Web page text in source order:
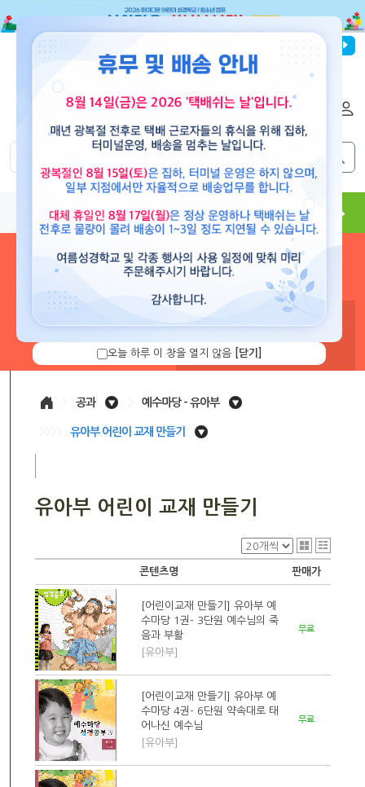
파이디온선교회
도서 뮤직 용품 현수막 콘텐츠
로그인 하시면 보유 캐쉬 확
니다.
공과 예수마당 - 유아부
유아부 어린이 교재 만들기
유아부 어린이 교재 만들기
콘텐츠명 판매가
[어린이교재 만들기] 유아부 예
수마당 1권- 3단원 예수님의 죽
음과 부활
[유아부]
무료
[어린이교재 만들기] 유아부 예
수마당 4권- 6단원 약속대로 태
어나신 예수님
[유아부]
무료
오늘 하루 이 창을 열지 않음 [닫기]